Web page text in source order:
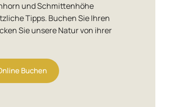
und Schmittenhöhe
Tipps. Buchen Sie Ihren
Sie unsere Natur von ihrer
Buchen